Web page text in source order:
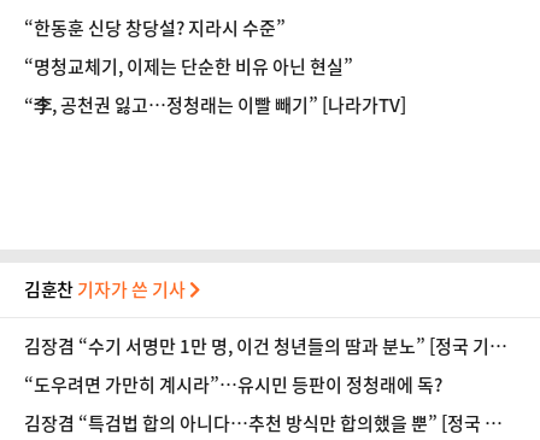
“한동훈 신당 창당설? 지라시 수준”
“명청교체기, 이제는 단순한 비유 아닌 현실”
“李, 공천권 잃고…정청래는 이빨 빼기” [나라가TV]
김훈찬기자가 쓴 기사
김장겸 “수기 서명만 1만 명, 이건 청년들의 땀과 분노” [정국 기상
대]
“도우려면 가만히 계시라”…유시민 등판이 정청래에 독?
김장겸 “특검법 합의 아니다…추천 방식만 합의했을 뿐” [정국 기